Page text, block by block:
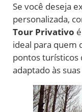
Se você deseja
personalizada,
Tour Privativo
ideal para quem
pontos turísticos
adaptado às